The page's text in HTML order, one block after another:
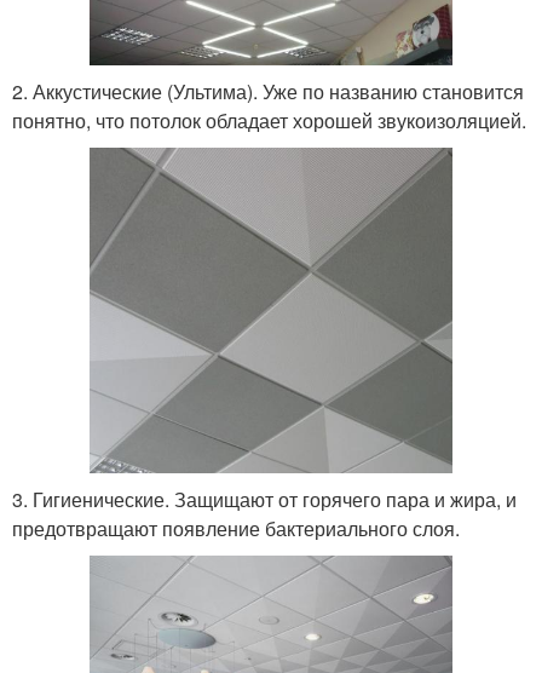
2. Аккустические (Ультима). Уже по названию становится
понятно, что потолок обладает хорошей звукоизоляцией.
3. Гигиенические. Защищают от горячего пара и жира, и
предотвращают появление бактериального слоя.